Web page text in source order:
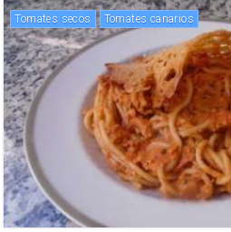
tomates secos Tomates canarios